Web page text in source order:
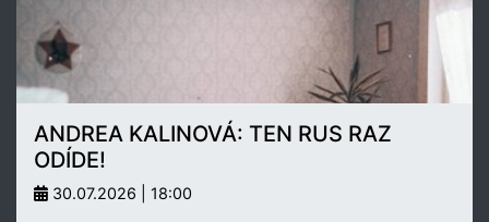
ANDREA KALINOVÁ: TEN RUS RAZ
ODÍDE!
30.07.2026 | 18:00